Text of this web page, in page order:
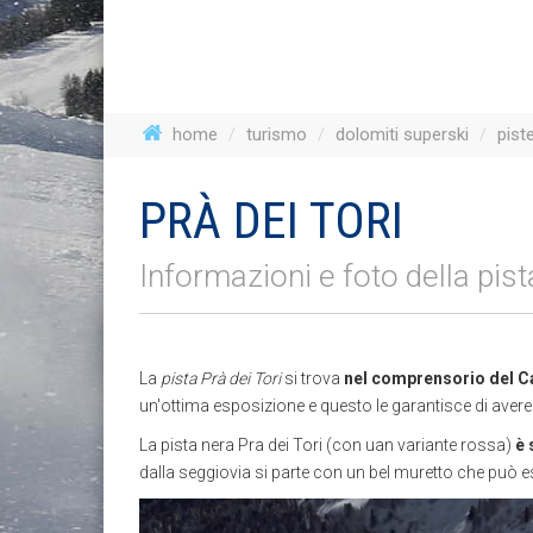
home turismo dolomiti superski
PRÀ DEI TORI
Informazioni e foto della
La pista Prà dei Torisi trova nel comprensorio del
un'ottima esposizione e questo le garantisce di
La pista nera Pra dei Tori (con uan variante rossa) è
dalla seggiovia si parte con un bel muretto che può